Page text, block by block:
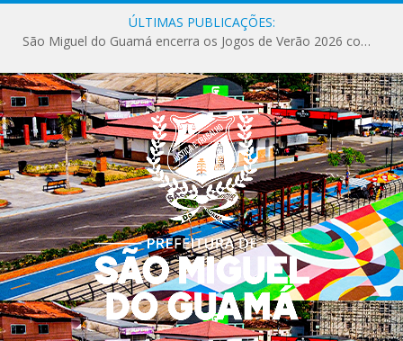
ÚLTIMAS PUBLICAÇÕES:
São Miguel do Guamá encerra os Jogos de Verão 2026 com sucesso de público e competições.